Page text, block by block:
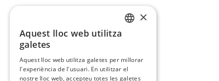
×
Aquest lloc web utilitza
galetes
Aquest lloc web utilitza galetes per millorar
l'experiència de l'usuari. En utilitzar el
nostre lloc web, accepteu totes les galetes